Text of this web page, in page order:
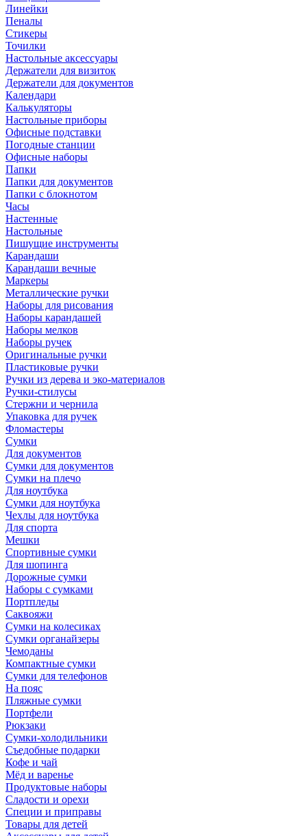
Линейки
Пеналы
Стикеры
Точилки
Настольные аксессуары
Держатели для визиток
Держатели для документов
Календари
Калькуляторы
Настольные приборы
Офисные подставки
Погодные станции
Офисные наборы
Папки
Папки для документов
Папки с блокнотом
Часы
Настенные
Настольные
Пишущие инструменты
Карандаши
Карандаши вечные
Маркеры
Металлические ручки
Наборы для рисования
Наборы карандашей
Наборы мелков
Наборы ручек
Оригинальные ручки
Пластиковые ручки
Ручки из дерева и эко-материалов
Ручки-стилусы
Стержни и чернила
Упаковка для ручек
Фломастеры
Сумки
Для документов
Сумки для документов
Сумки на плечо
Для ноутбука
Сумки для ноутбука
Чехлы для ноутбука
Для спорта
Мешки
Спортивные сумки
Для шопинга
Дорожные сумки
Наборы с сумками
Портпледы
Саквояжи
Сумки на колесиках
Сумки органайзеры
Чемоданы
Компактные сумки
Сумки для телефонов
На пояс
Пляжные сумки
Портфели
Рюкзаки
Сумки-холодильники
Съедобные подарки
Кофе и чай
Мёд и варенье
Продуктовые наборы
Сладости и орехи
Специи и приправы
Товары для детей